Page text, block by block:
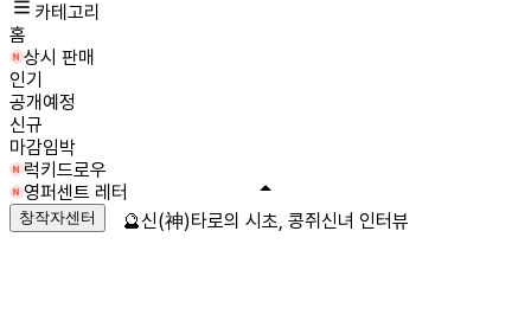
카테고리
홈
상시 판매
인기
공개예정
신규
마감임박
럭키드로우
영퍼센트 레터
창작자센터 🔮신(神)타로의 시초, 콩쥐신녀 인터뷰